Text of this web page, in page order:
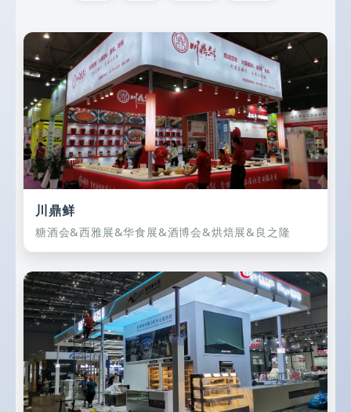
店铺/快闪店装修
新品发布会/行业论坛/会议
美陈/商业体布置
WIKI
归档
标签
分类
川鼎鲜
糖酒会&西雅展&华食展&酒博会&烘焙展&良之隆